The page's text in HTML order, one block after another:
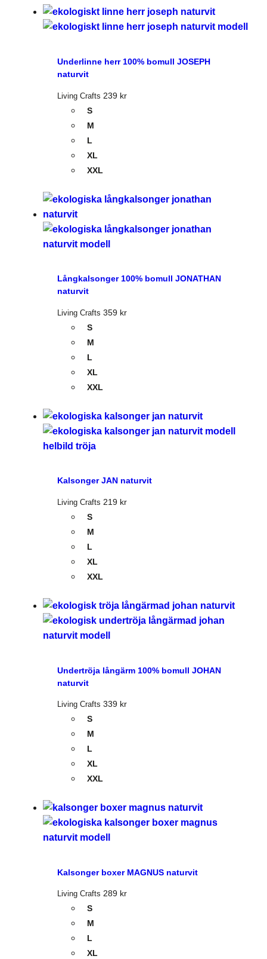
Underlinne herr 100% bomull JOSEPH
naturvit
Living Crafts 239 kr
S
M
L
XL
XXL
Långkalsonger 100% bomull JONATHAN
naturvit
Living Crafts 359 kr
S
M
L
XL
XXL
Kalsonger JAN naturvit
Living Crafts 219 kr
S
M
L
XL
XXL
Undertröja långärm 100% bomull JOHAN
naturvit
Living Crafts 339 kr
S
M
L
XL
XXL
Kalsonger boxer MAGNUS naturvit
Living Crafts 289 kr
S
M
L
XL